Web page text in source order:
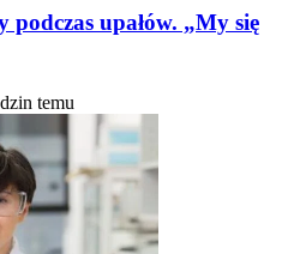
upałów. „My się
temu